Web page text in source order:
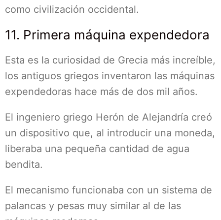
como civilización occidental.
11. Primera máquina expendedora
Esta es la curiosidad de Grecia más increíble,
los antiguos griegos inventaron las máquinas
expendedoras hace más de dos mil años.
El ingeniero griego Herón de Alejandría creó
un dispositivo que, al introducir una moneda,
liberaba una pequeña cantidad de agua
bendita.
El mecanismo funcionaba con un sistema de
palancas y pesas muy similar al de las